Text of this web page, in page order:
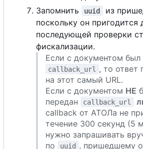
Запомнить
uuid
из
поскольку он пригодится
последующей проверки
фискализации.
Если с документом был
callback_url
, то ответ
на этот самый URL.
Если с документом НЕ
передан
callback_url
callback от АТОЛа не
течение 300 секунд (5
нужно запрашивать
по
uuid , пришедшему